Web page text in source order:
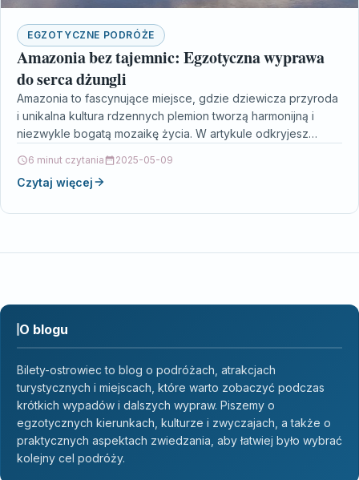
EGZOTYCZNE PODRÓŻE
Amazonia bez tajemnic: Egzotyczna wyprawa
do serca dżungli
Amazonia to fascynujące miejsce, gdzie dziewicza przyroda
i unikalna kultura rdzennych plemion tworzą harmonijną i
niezwykle bogatą mozaikę życia. W artykule odkryjesz
6 minut czytania 2025-05-09
Czytaj więcej
O blogu
Bilety-ostrowiec to blog o podróżach, atrakcjach
turystycznych i miejscach, które warto zobaczyć podczas
krótkich wypadów i dalszych wypraw. Piszemy o
egzotycznych kierunkach, kulturze i zwyczajach, a także o
praktycznych aspektach zwiedzania, aby łatwiej było wybrać
kolejny cel podróży.